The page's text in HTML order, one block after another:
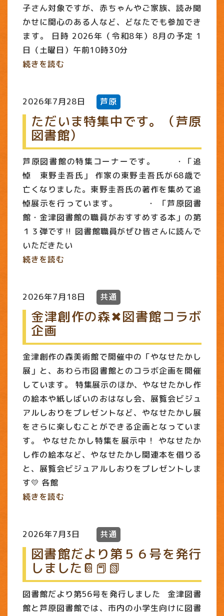
子さん対象ですが、赤ちゃんやご家族、読み聞
かせに関心のある人など、どなたでも参加でき
ます。 日時 2026年（令和8年）8月の予定 1
日（土曜日）午前10時30分
続きを読む
2026年7月28日 芦原
ただいま特集中です。（芦原
図書館）
芦原図書館の特集コーナーです。 ・「追
悼 東野圭吾氏」 作家の東野圭吾氏が68歳で
亡くなりました。東野圭吾氏の著作を集めて追
悼展示を行っています。 ・ 「芦原図書
館・金津図書館の職員がおすすめする本」の第
１３弾です‼ 図書館職員がぜひ皆さんに読んで
いただきたい
続きを読む
2026年7月18日 共通
金津創作の森✖図書館コラボ
企画
金津創作の森美術館で開催中の「やなせたかし
展」と、あわら市図書館とのコラボ企画を開催
しています。 特集展示のほか、やなせたかし作
の絵本や紙しばいのおはなし会、展覧会ビジュ
アルしおりをプレゼントなど、やなせたかし展
をさらに楽しむことができる企画となっていま
す。 やなせたかし特集を展示中！ やなせたか
し作の絵本など、やなせたかし関連本を借りる
と、展覧会ビジュアルしおりをプレゼントしま
す💛 各館
続きを読む
2026年7月3日 共通
図書館だより第５６号を発行
しました📔📕📗
図書館だより第56号を発行しました 金津図書
館と芦原図書館では、市内の小学生向けに図書